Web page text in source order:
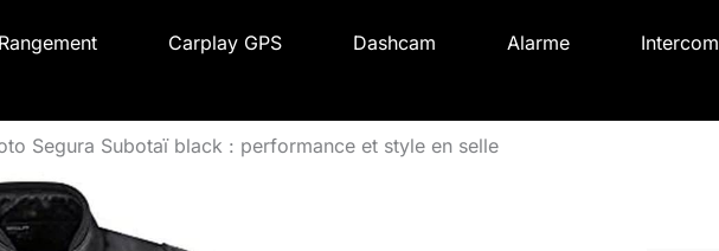
Rangement Carplay GPS Dashcam Alarme
Intercom
Segura Subotaï black : performance et style en selle
e